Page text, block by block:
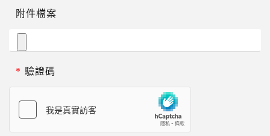
附件檔案
* 驗證碼